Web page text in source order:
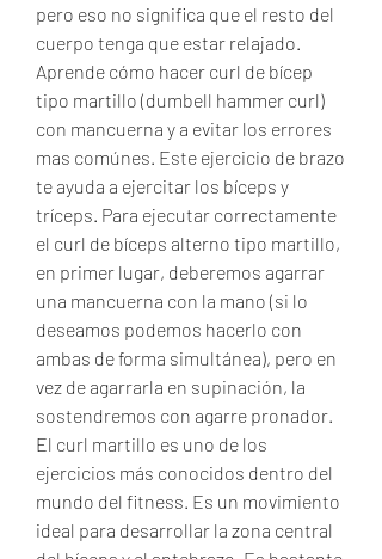
pero eso no significa que el resto del
cuerpo tenga que estar relajado.
Aprende cómo hacer curl de bícep
tipo martillo (dumbell hammer curl)
con mancuerna y a evitar los errores
mas comúnes. Este ejercicio de brazo
te ayuda a ejercitar los bíceps y
tríceps. Para ejecutar correctamente
el curl de bíceps alterno tipo martillo,
en primer lugar, deberemos agarrar
una mancuerna con la mano (si lo
deseamos podemos hacerlo con
ambas de forma simultánea), pero en
vez de agarrarla en supinación, la
sostendremos con agarre pronador.
El curl martillo es uno de los
ejercicios más conocidos dentro del
mundo del fitness. Es un movimiento
ideal para desarrollar la zona central